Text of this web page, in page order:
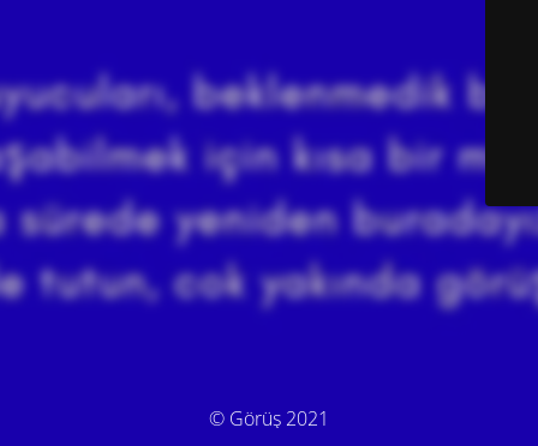
© Görüş 2021